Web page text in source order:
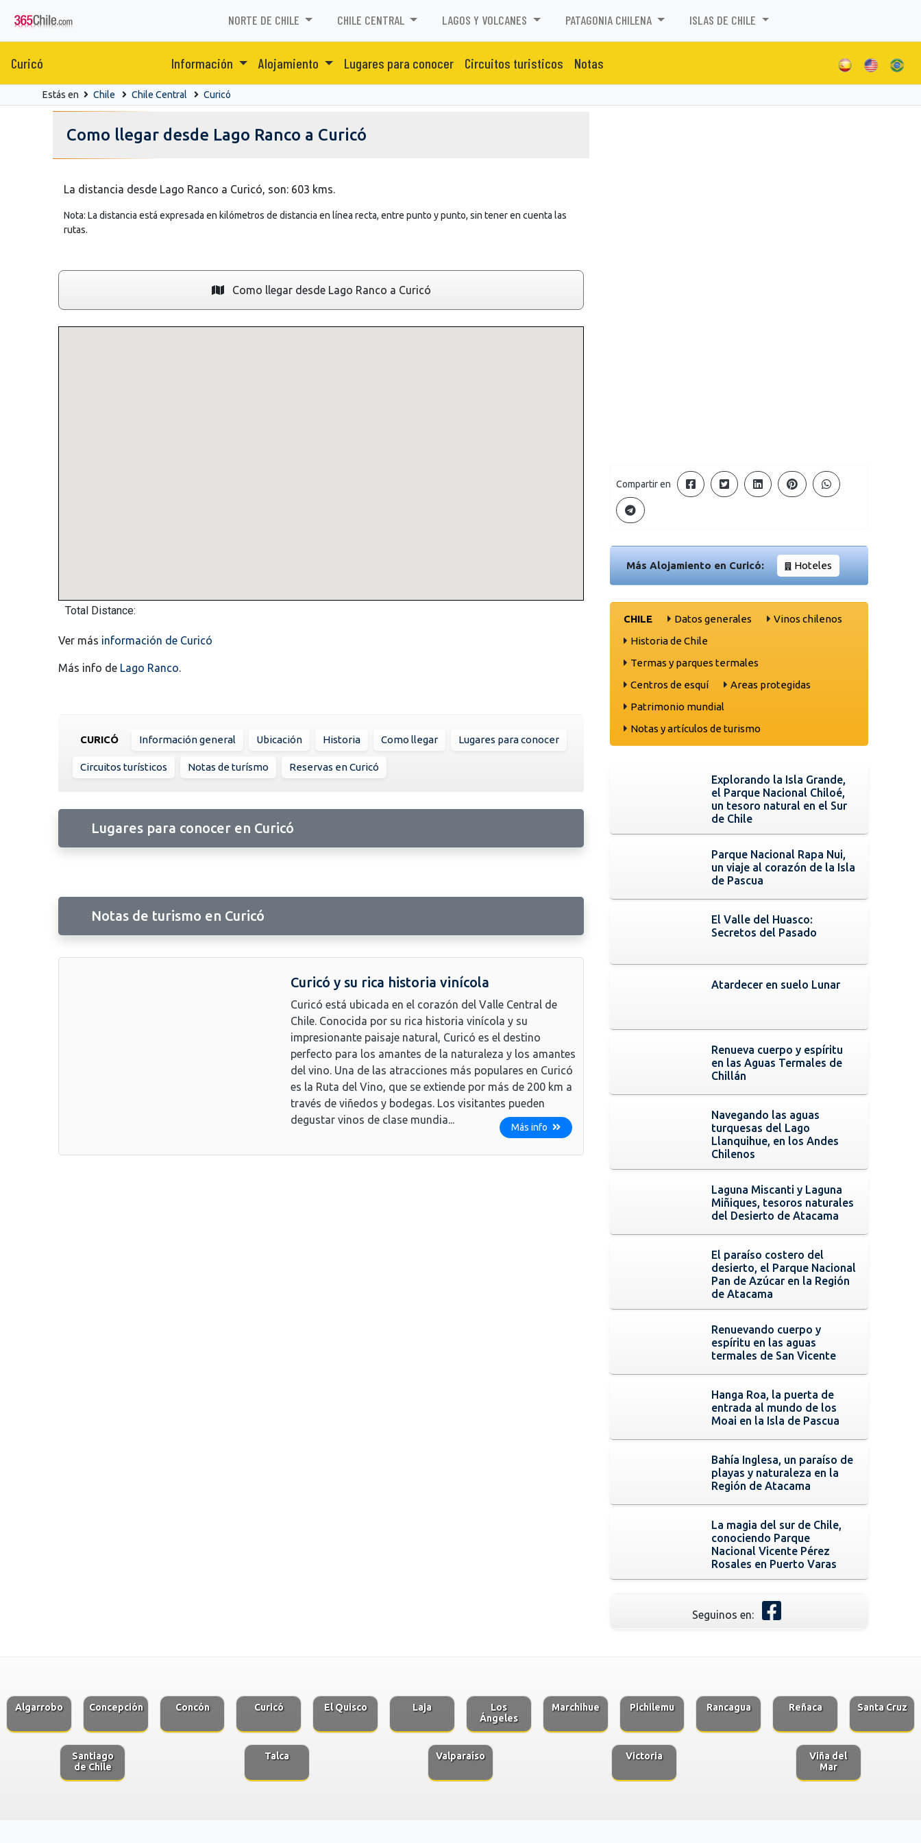
NORTE DE CHILE CHILE CENTRAL LAGOS Y VOLCANES PATAGONIA CHILENA ISLAS DE CHILE
Curicó Información Alojamiento Lugares para conocer Circuitos turisticos Notas
Estás en Chile Chile Central Curicó
Como llegar desde Lago Ranco a Curicó
La distancia desde Lago Ranco a Curicó, son: 603 kms.
Nota: La distancia está expresada en kilómetros de distancia en línea recta, entre punto y punto, sin tener en cuenta las
rutas.
Como llegar desde Lago Ranco a Curicó
Total Distance:
Ver más información de Curicó
Más info de Lago Ranco.
CURICÓ Información general Ubicación Historia Como llegar Lugares para conocer
Circuitos turísticos Notas de turísmo Reservas en Curicó
Lugares para conocer en Curicó
Notas de turismo en Curicó
Curicó y su rica historia vinícola
Curicó está ubicada en el corazón del Valle Central de
Chile. Conocida por su rica historia vinícola y su
impresionante paisaje natural, Curicó es el destino
perfecto para los amantes de la naturaleza y los amantes
del vino. Una de las atracciones más populares en Curicó
es la Ruta del Vino, que se extiende por más de 200 km a
través de viñedos y bodegas. Los visitantes pueden
degustar vinos de clase mundia...
Más info
Compartir en
Más Alojamiento en Curicó: Hoteles
CHILE Datos generales
Vinos chilenos
Historia de Chile
Termas y parques termales
Centros de esquí
Areas protegidas
Patrimonio mundial
Notas y artículos de turismo
Explorando la Isla Grande,
el Parque Nacional Chiloé,
un tesoro natural en el Sur
de Chile
Parque Nacional Rapa Nui,
un viaje al corazón de la Isla
de Pascua
El Valle del Huasco:
Secretos del Pasado
Atardecer en suelo Lunar
Renueva cuerpo y espíritu
en las Aguas Termales de
Chillán
Navegando las aguas
turquesas del Lago
Llanquihue, en los Andes
Chilenos
Laguna Miscanti y Laguna
Miñiques, tesoros naturales
del Desierto de Atacama
El paraíso costero del
desierto, el Parque Nacional
Pan de Azúcar en la Región
de Atacama
Renuevando cuerpo y
espíritu en las aguas
termales de San Vicente
Hanga Roa, la puerta de
entrada al mundo de los
Moai en la Isla de Pascua
Bahía Inglesa, un paraíso de
playas y naturaleza en la
Región de Atacama
La magia del sur de Chile,
conociendo Parque
Nacional Vicente Pérez
Rosales en Puerto Varas
Seguinos en:
Algarrobo Concepción Concón Curicó El Quisco Laja
Los
Ángeles
Marchihue Pichilemu Rancagua Reñaca Santa Cruz
Santiago
de Chile
Talca Valparaíso Victoria
Viña del
Mar